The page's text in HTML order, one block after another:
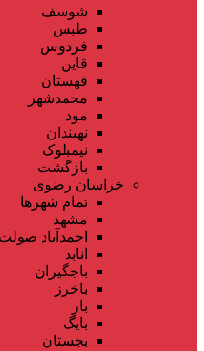
شوسف
طبس
فردوس
قاین
قهستان
محمدشهر
مود
نهبندان
نیمبلوک
بازگشت
خراسان رضوی
تمام شهر‌ها
مشهد
احمدآباد صولت
انابد
باجگیران
باخرز
بار
بایگ
بجستان